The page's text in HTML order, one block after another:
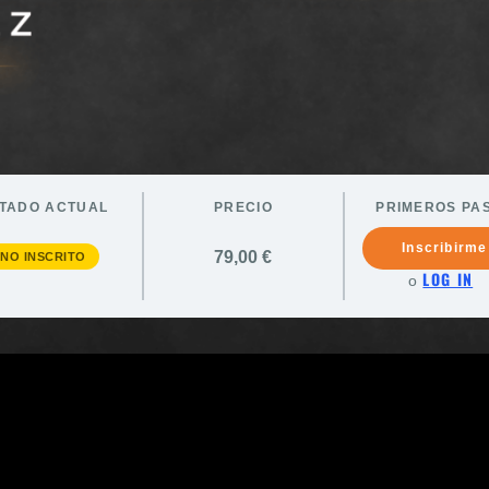
ACTUAL
NO INSCRITO
PRECIO
79,00 €
PRIMEROS
Inscribirme
o LOG IN